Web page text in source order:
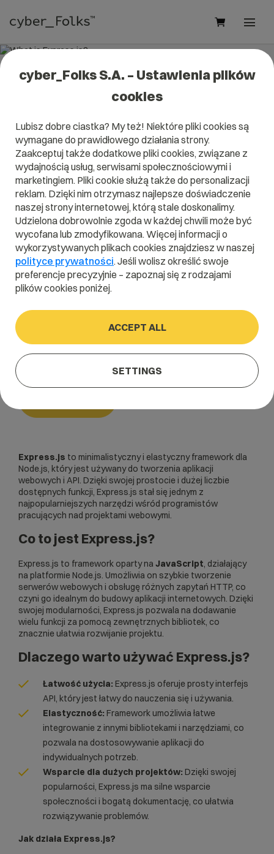
What is Express.js?
It will help you better understand what exactly it is
Express.jsand what is the meaning to you in everyday use.
A B C D E F G H
I
J
K L M N O P Q
R
S
T U V W X Y Z
Home/Dictionary/Backend/Express.js
Express.js
Express.js to minimalistyczny i elastycznyframework dla
Node.js, który jest używany do tworzenia aplikacji
webowych i API. Dzięki swojej prostocie i dużej liczbie
dostępnych funkcji, Express.js stał się jednym z
najpopularniejszych narzędzi wśród programistów
pracujących nad projektami webowymi.
Co to jest Express.js?
Express.js to framework oparty na JavaScript, działający
na platformie Node.js. Umożliwia on szybkie tworzenie
serwerów webowych i obsługę różnych zapytań HTTP, co
czyni go idealnym do budowy aplikacji internetowych. Dzięki
swojej modularności, Express.js pozwala na dodawanie
wielu funkcji za pomocą zewnętrznych bibliotek, co
znacznie ułatwia rozwijanie projektu.
Dlaczego warto używać Express.js?
Łatwość użycia: Express.js oferuje prosty interfejs
API, który jest łatwy do nauczenia się i używania.
Elastyczność: Framework umożliwia łatwe
integrowanie z innymi bibliotekami i narzędziami, co
pozwala na dostosowywanie aplikacji do
indywidualnych potrzeb.
Wsparcie dla dużych projektów: Dzięki swojej
popularności, Express.js ma silne wsparcie
społeczności i bogatą dokumentację, co ułatwia
rozwiązywanie problemów.
Jak działa Express.js?
cyber_Folks S.A. – Ustawienia plików
cookies
Lubisz dobre ciastka? My też! Niektóre pliki cookies są
wymagane do prawidłowego działania strony.
Zaakceptuj także dodatkowe pliki cookies, związane z
wydajnością usług, serwisami społecznościowymi i
marketingiem. Pliki cookie służą także do personalizacji
reklam. Dzięki nim otrzymasz najlepsze doświadczenie
naszej strony internetowej, którą stale doskonalimy.
Udzielona dobrowolnie zgoda w każdej chwili może być
wycofana lub zmodyfikowana. Więcej informacji o
wykorzystywanych plikach cookies znajdziesz w naszej
polityce prywatności. Jeśli wolisz określić swoje
preferencje precyzyjnie – zapoznaj się z rodzajami
plików cookies poniżej.
ACCEPT ALL
SETTINGS